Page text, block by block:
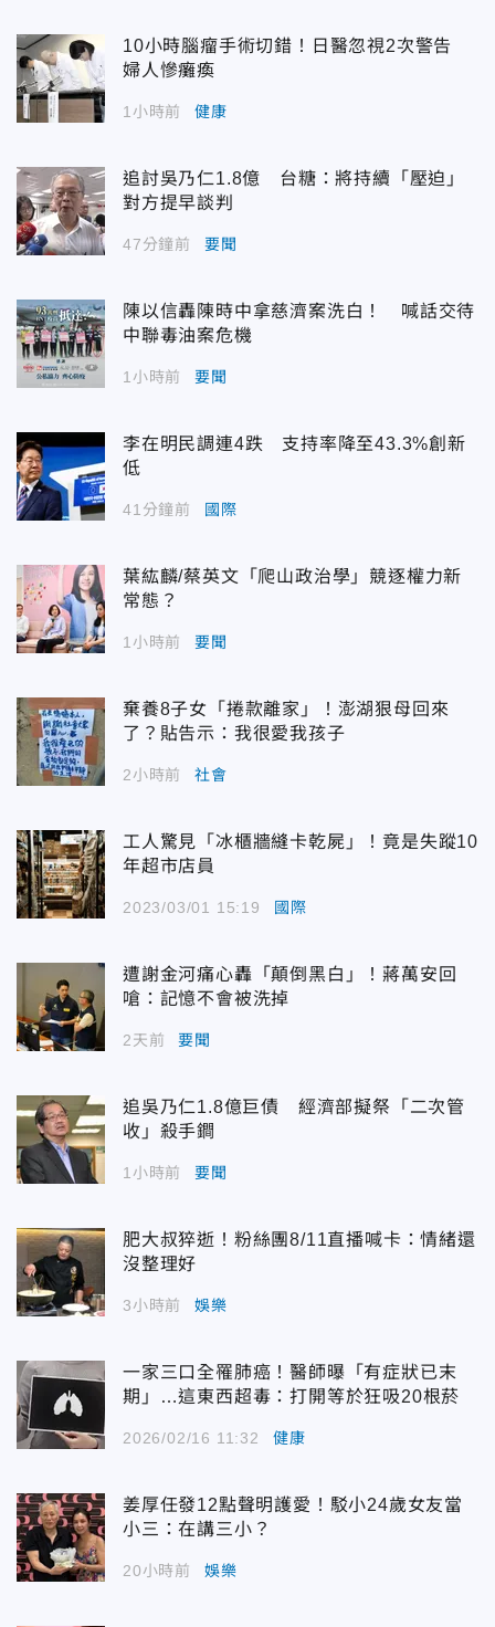
10小時腦瘤手術切錯！日醫忽視2次警告
婦人慘癱瘓
1小時前 健康
追討吳乃仁1.8億 台糖：將持續「壓迫」
對方提早談判
47分鐘前 要聞
陳以信轟陳時中拿慈濟案洗白！ 喊話交待
中聯毒油案危機
1小時前 要聞
李在明民調連4跌 支持率降至43.3%創新
低
41分鐘前 國際
葉紘麟/蔡英文「爬山政治學」競逐權力新
常態？
1小時前 要聞
棄養8子女「捲款離家」！澎湖狠母回來
了？貼告示：我很愛我孩子
2小時前 社會
工人驚見「冰櫃牆縫卡乾屍」！竟是失蹤10
年超市店員
2023/03/01 15:19 國際
遭謝金河痛心轟「顛倒黑白」！蔣萬安回
嗆：記憶不會被洗掉
2天前 要聞
追吳乃仁1.8億巨債 經濟部擬祭「二次管
收」殺手鐧
1小時前 要聞
肥大叔猝逝！粉絲團8/11直播喊卡：情緒還
沒整理好
3小時前 娛樂
一家三口全罹肺癌！醫師曝「有症狀已末
期」…這東西超毒：打開等於狂吸20根菸
2026/02/16 11:32 健康
姜厚任發12點聲明護愛！駁小24歲女友當
小三：在講三小？
20小時前 娛樂